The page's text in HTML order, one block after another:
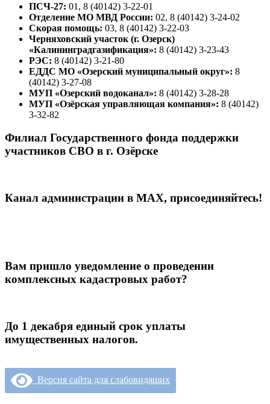
ПСЧ-27: 01, 8 (40142) 3-22-01
Отделение МО МВД России: 02, 8 (40142) 3-24-02
Скорая помощь: 03, 8 (40142) 3-22-03
Черняховский участок (г. Озерск)
«Калининградгазификация»: 8 (40142) 3-23-43
РЭС: 8 (40142) 3-21-80
ЕДДС МО «Озерский муниципальный округ»: 8
(40142) 3-27-08
МУП «Озерский водоканал»: 8 (40142) 3-28-28
МУП «Озёрская управляющая компания»: 8 (40142)
3-32-82
Филиал Государственного фонда поддержки
участников СВО в г. Озёрске
Канал администрации в МАХ, присоединяйтесь!
Вам пришло уведомление о проведении
комплексных кадастровых работ?
До 1 декабря единый срок уплаты
имущественных налогов.
Версия сайта для слабовидящих